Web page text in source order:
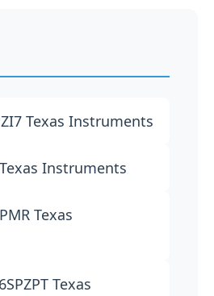
Texas Instruments
Texas Instruments
Texas
Texas